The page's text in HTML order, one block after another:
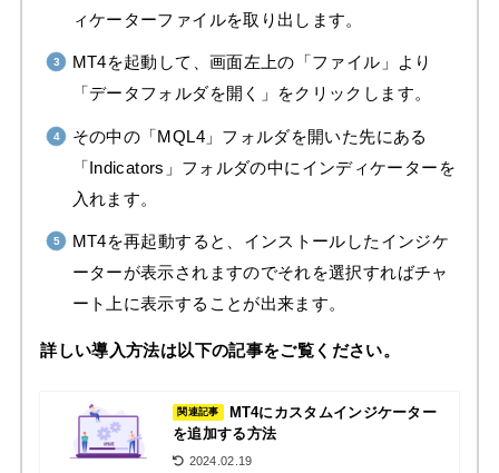
ィケーターファイルを取り出します。
MT4を起動して、画面左上の「ファイル」より
「データフォルダを開く」をクリックします。
その中の「MQL4」フォルダを開いた先にある
「Indicators」フォルダの中にインディケーターを
入れます。
MT4を再起動すると、インストールしたインジケ
ーターが表示されますのでそれを選択すればチャ
ート上に表示することが出来ます。
詳しい導入方法は以下の記事をご覧ください。
関連記事
MT4にカスタムインジケーター
を追加する方法
2024.02.19